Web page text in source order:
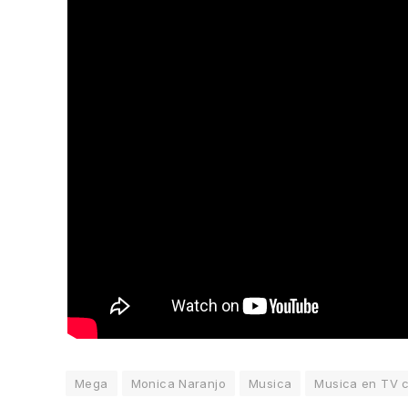
Mega Monica Naranjo Musica Musica en TV